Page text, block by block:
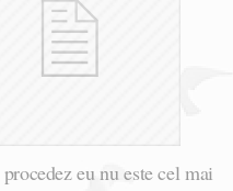
eu nu este cel mai